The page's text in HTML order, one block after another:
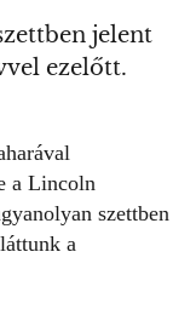
jelent
ezelőtt.
a Lincoln
szettben
a